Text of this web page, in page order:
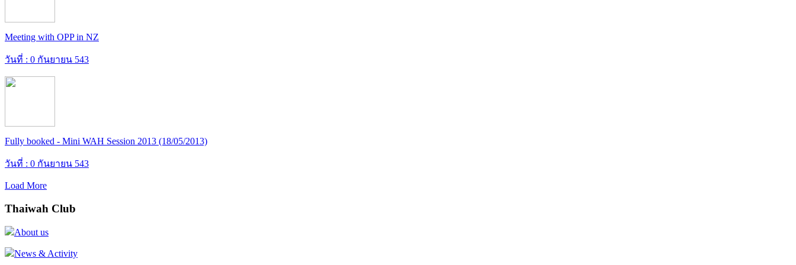
Meeting with OPP in NZ
วันที่ : 0 กันยายน 543
Fully booked - Mini WAH Session 2013 (18/05/2013)
วันที่ : 0 กันยายน 543
Load More
Thaiwah Club
About us
News & Activity